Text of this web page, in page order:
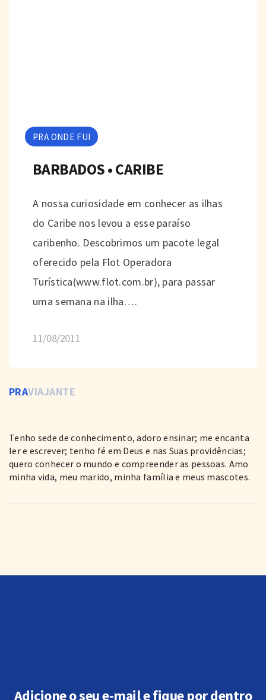
PRA ONDE FUI
BARBADOS • CARIBE
A nossa curiosidade em conhecer as ilhas
do Caribe nos levou a esse paraíso
caribenho. Descobrimos um pacote legal
oferecido pela Flot Operadora
Turística(www.flot.com.br), para passar
uma semana na ilha….
11/08/2011
PRAVIAJANTE
Tenho sede de conhecimento, adoro ensinar; me encanta
ler e escrever; tenho fé em Deus e nas Suas providências;
quero conhecer o mundo e compreender as pessoas. Amo
minha vida, meu marido, minha família e meus mascotes.
Adicione o seu e-mail e fique por dentro